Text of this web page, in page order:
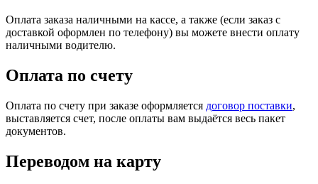
Оплата заказа наличными на кассе, а также (если заказ с
доставкой оформлен по телефону) вы можете внести оплату
наличными водителю.
Оплата по счету
Оплата по счету при заказе оформляется договор поставки,
выставляется счет, после оплаты вам выдаётся весь пакет
документов.
Переводом на карту